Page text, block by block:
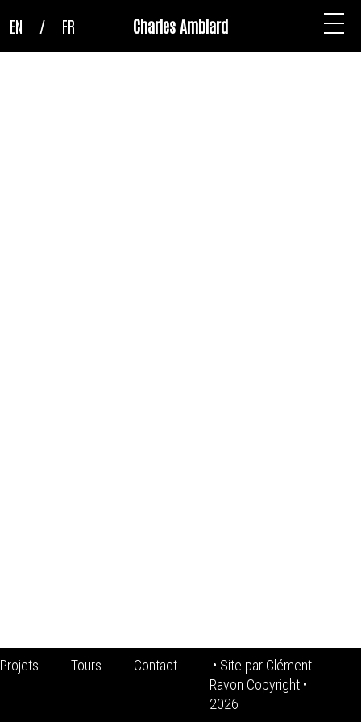
Charles Amblard
EN / FR
Projets Tours Contact • Site par Clément
Ravon Copyright •
2026